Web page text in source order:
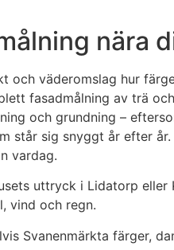
nära
och väderomslag hur
fasadmålning av trä
och grundning –
står sig snyggt år efter
vardag.
uttryck i Lidatorp eller
vind och regn.
Svanenmärkta färger,